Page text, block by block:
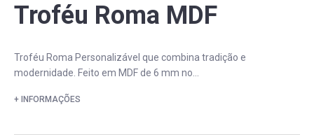
Troféu Roma MDF
Troféu Roma Personalizável que combina tradição e
modernidade. Feito em MDF de 6 mm no...
+ INFORMAÇÕES